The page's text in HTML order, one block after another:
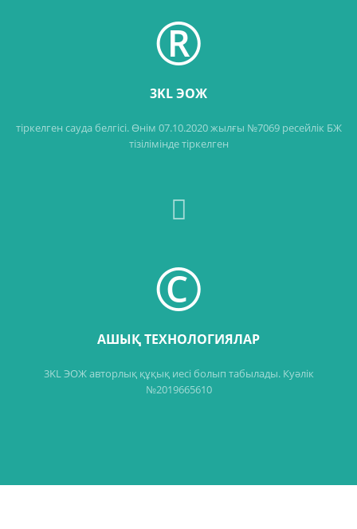
®
3KL ЭОЖ
тіркелген сауда белгісі. Өнім 07.10.2020 жылғы №7069 ресейлік БЖ
тізілімінде тіркелген
©
АШЫҚ ТЕХНОЛОГИЯЛАР
3KL ЭОЖ авторлық құқық иесі болып табылады. Куәлік
№2019665610